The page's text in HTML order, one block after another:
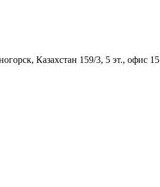
Казахстан 159/3, 5 эт., офис 15